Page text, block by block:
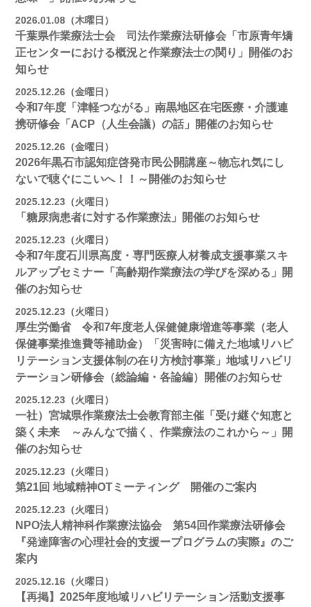
2026.01.08（木曜日）
千葉県作業療法士会 司法作業療法研修会「市原青年矯
正センターにおける概況と作業療法士の関り」開催のお
知らせ
2025.12.26（金曜日）
令和7年度「津軽つながる」南黒地区在宅医療・介護連
携研修会「ACP（人生会議）の話」開催のお知らせ
2025.12.26（金曜日）
2026年黒石市認知症啓発市民公開講座～物忘れ気にし
ないで聴ぐにこいへ！！～開催のお知らせ
2025.12.23（火曜日）
「糖尿病患者に対する作業療法」開催のお知らせ
2025.12.23（火曜日）
令和7年度石川県高度・専門医療人材養成支援事業スキ
ルアップセミナー「高齢期作業療法の学びを深める」開
催のお知らせ
2025.12.23（火曜日）
厚生労働省 令和7年度老人保健健康増進等事業（老人
保健事業推進費等補助金）「災害時に備えた地域リハビ
リテーション支援体制の在り方検討事業」地域リハビリ
テーション研修会（総論編・各論編）開催のお知らせ
2025.12.23（火曜日）
一社）宮城県作業療法士会教育部主催「受け継ぐ知恵と
築く未来 ～みんなで描く、作業療法のこれから～」開
催のお知らせ
2025.12.23（火曜日）
第21回 地域精神OTミーティング 開催のご案内
2025.12.23（火曜日）
NPO法人精神科作業療法協会 第54回作業療法研修会
『発達障害の心理社会的支援ープログラムの実際』のご
案内
2025.12.16（火曜日）
【再掲】2025年度地域リハビリテーション活動⽀援事